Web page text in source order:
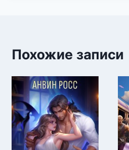
Похожие записи